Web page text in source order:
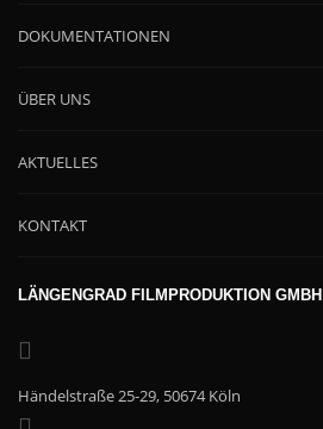
DOKUMENTATIONEN
ÜBER UNS
AKTUELLES
KONTAKT
LÄNGENGRAD FILMPRODUKTION GMBH
Händelstraße 25-29, 50674 Köln